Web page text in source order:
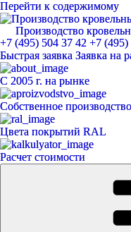
Перейти к содержимому
Производство
ЕвроМет
+7 (495) 504 37 42 +7 (495)
Быстрая заявка Заявка на
С 2005 г. на рынке
Собственное производство
Цвета покрытий RAL
Расчет стоимости